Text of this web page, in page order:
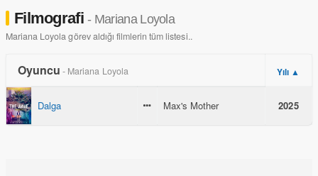
Filmografi- Mariana Loyola
Mariana Loyola görev aldığı filmlerin tüm listesi..
Oyuncu - Mariana Loyola Yılı ▲
Dalga Max's Mother 2025